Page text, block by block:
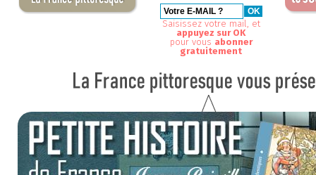
Saisissez votre mail, et
appuyez sur OK
pour vous abonner
gratuitement